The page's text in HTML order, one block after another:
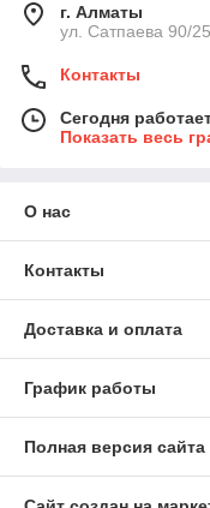
г. Алматы
ул. Сатпаева 90/
Контакты
Сегодня
Показать весь
О нас
Контакты
Доставка и оплата
График работы
Полная версия сайта